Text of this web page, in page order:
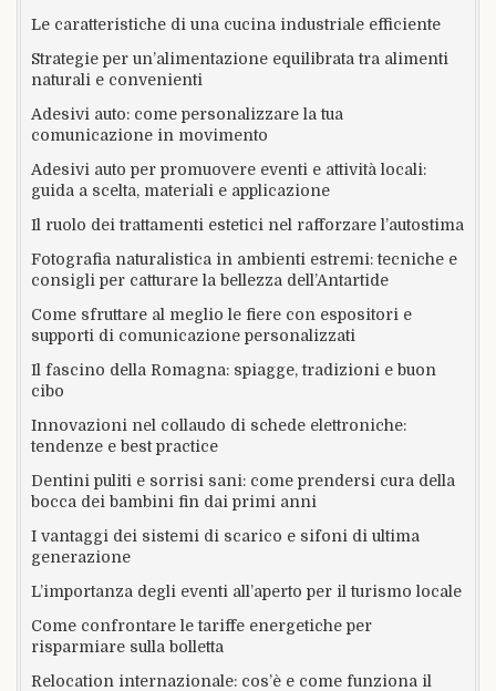
Le caratteristiche di una cucina industriale efficiente
Strategie per un’alimentazione equilibrata tra alimenti
naturali e convenienti
Adesivi auto: come personalizzare la tua
comunicazione in movimento
Adesivi auto per promuovere eventi e attività locali:
guida a scelta, materiali e applicazione
Il ruolo dei trattamenti estetici nel rafforzare l’autostima
Fotografia naturalistica in ambienti estremi: tecniche e
consigli per catturare la bellezza dell’Antartide
Come sfruttare al meglio le fiere con espositori e
supporti di comunicazione personalizzati
Il fascino della Romagna: spiagge, tradizioni e buon
cibo
Innovazioni nel collaudo di schede elettroniche:
tendenze e best practice
Dentini puliti e sorrisi sani: come prendersi cura della
bocca dei bambini fin dai primi anni
I vantaggi dei sistemi di scarico e sifoni di ultima
generazione
L’importanza degli eventi all’aperto per il turismo locale
Come confrontare le tariffe energetiche per
risparmiare sulla bolletta
Relocation internazionale: cos’è e come funziona il